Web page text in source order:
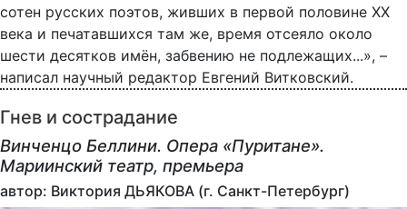
сотен русских поэтов, живших в первой половине ХХ
века и печатавшихся там же, время отсеяло около
шести десятков имён, забвению не подлежащих...», –
написал научный редактор Евгений Витковский.
Гнев и сострадание
Винченцо Беллини. Опера «Пуритане».
Мариинский театр, премьера
автор: Виктория ДЬЯКОВА (г. Санкт-Петербург)